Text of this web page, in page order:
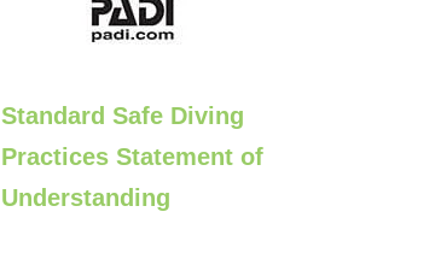
Standard Safe Diving
Practices Statement of
Understanding